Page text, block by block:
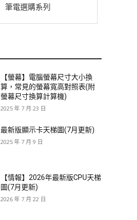
筆電選購系列
【螢幕】電腦螢幕尺寸大小換
算，常見的螢幕寬高對照表(附
螢幕尺寸換算計算機)
2025 年 7 月 23 日
最新版顯示卡天梯圖(7月更新)
2025 年 7 月 9 日
【情報】2026年最新版CPU天梯
圖(7月更新)
2026 年 7 月 22 日